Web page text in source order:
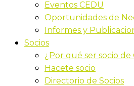
Eventos CEDU
Oportunidades de
Informes y
Socios
¿Por qué ser socio de
Hacete socio
Directorio de Socios